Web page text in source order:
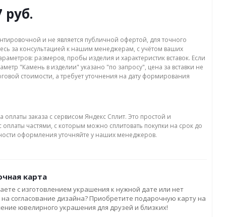
руб.
и не является публичной офертой, для точного
за консультацией к нашим менеджерам, с учётом ваших
размеров, пробы изделия и характеристик вставок. Если
"Камень в изделии" указано "по запросу", цена за вставки не
стоимости, а требует уточнения на дату формирования
оплаты заказа с сервисом Яндекс Сплит. Это простой и
оплаты частями, с которым можно сплитовать покупки на срок до
оформления уточняйте у наших менеджеров.
карта
с изготовлением украшения к нужной дате или нет
согласование дизайна? Приобретите подарочную карту на
ювелирного украшения для друзей и близких!